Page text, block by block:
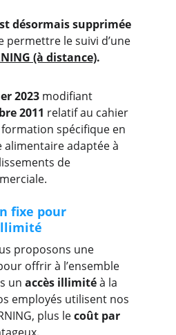
désormais supprimée
permettre le suivi d’une
(à distance).
2023 modifiant
2011 relatif au cahier
spécifique en
alimentaire adaptée à
de
fixe pour
proposons une
offrir à l’ensemble
un accès illimité à la
employés utilisent nos
plus le coût par